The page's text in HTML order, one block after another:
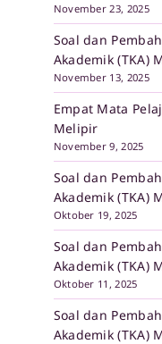
November 23, 2025
Soal dan
Akademik (TKA)
November 13, 2025
Empat Mata
Melipir
November 9, 2025
Soal dan
Akademik (TKA)
Oktober 19, 2025
Soal dan
Akademik (TKA)
Oktober 11, 2025
Soal dan
Akademik (TKA)